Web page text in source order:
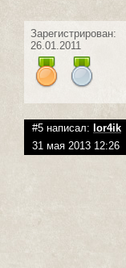
Зарегистрирован:
26.01.2011
#5 написал: lor4ik
31 мая 2013 12:26